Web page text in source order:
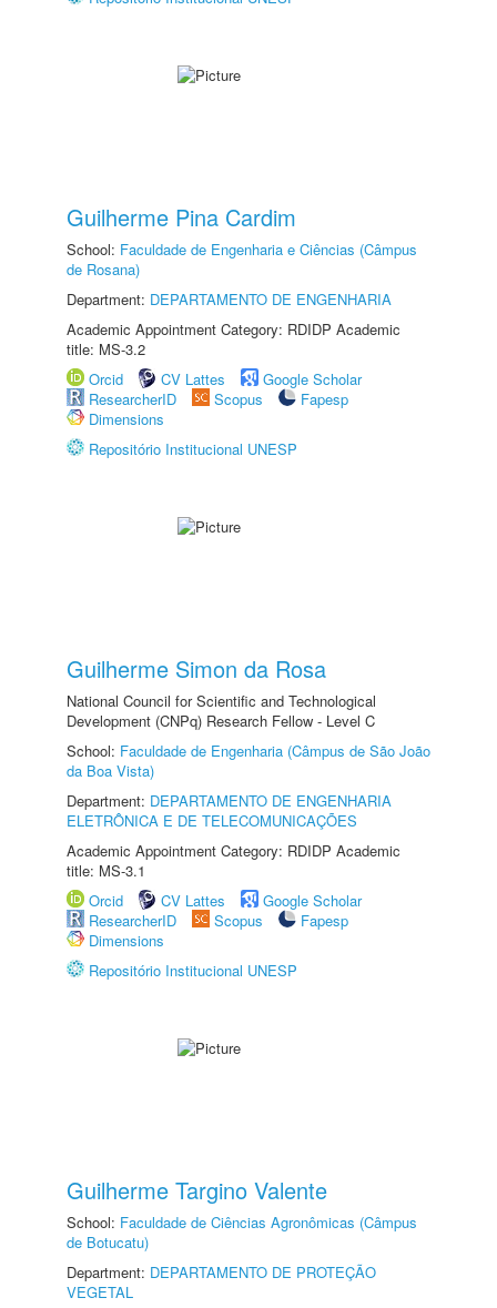
Guilherme Pina Cardim
School: Faculdade de Engenharia e Ciências (Câmpus
de Rosana)
Department: DEPARTAMENTO DE ENGENHARIA
Academic Appointment Category: RDIDP Academic
title: MS-3.2
Orcid
CV Lattes
Google Scholar
ResearcherID
Scopus
Fapesp
Dimensions
Repositório Institucional UNESP
Guilherme Simon da Rosa
National Council for Scientific and Technological
Development (CNPq) Research Fellow - Level C
School: Faculdade de Engenharia (Câmpus de São João
da Boa Vista)
Department: DEPARTAMENTO DE ENGENHARIA
ELETRÔNICA E DE TELECOMUNICAÇÕES
Academic Appointment Category: RDIDP Academic
title: MS-3.1
Orcid
CV Lattes
Google Scholar
ResearcherID
Scopus
Fapesp
Dimensions
Repositório Institucional UNESP
Guilherme Targino Valente
School: Faculdade de Ciências Agronômicas (Câmpus
de Botucatu)
Department: DEPARTAMENTO DE PROTEÇÃO
VEGETAL